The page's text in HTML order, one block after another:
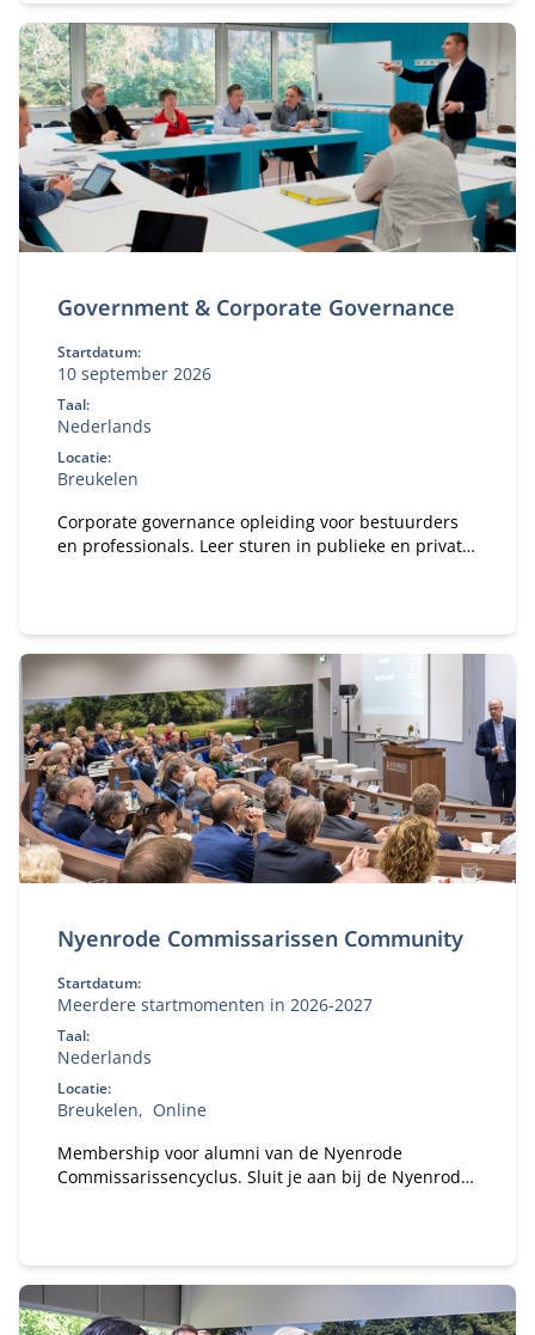
Government & Corporate Governance
Startdatum:
10 september 2026
Taal:
Nederlands
Locatie:
Breukelen
Corporate governance opleiding voor bestuurders
en professionals. Leer sturen in publieke en private
Nyenrode Commissarissen Community
Startdatum:
Meerdere startmomenten in 2026-2027
Taal:
Nederlands
Locatie:
Breukelen
Online
Membership voor alumni van de Nyenrode
Commissarissencyclus. Sluit je aan bij de Nyenrode
onze community?